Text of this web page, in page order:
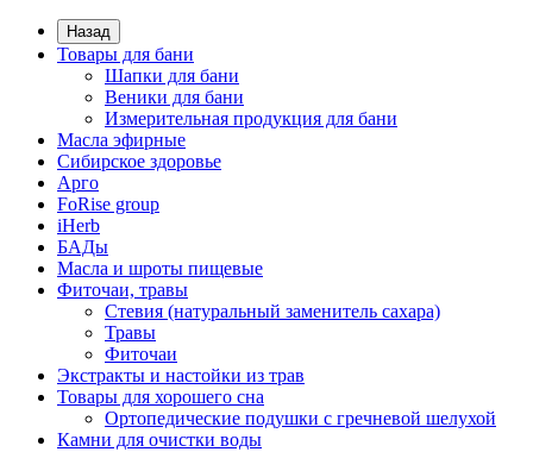
Назад
Товары для бани
Шапки для бани
Веники для бани
Измерительная продукция для бани
Масла эфирные
Сибирское здоровье
Арго
FoRise group
iHerb
БАДы
Масла и шроты пищевые
Фиточаи, травы
Стевия (натуральный заменитель сахара)
Травы
Фиточаи
Экстракты и настойки из трав
Товары для хорошего сна
Ортопедические подушки с гречневой шелухой
Камни для очистки воды